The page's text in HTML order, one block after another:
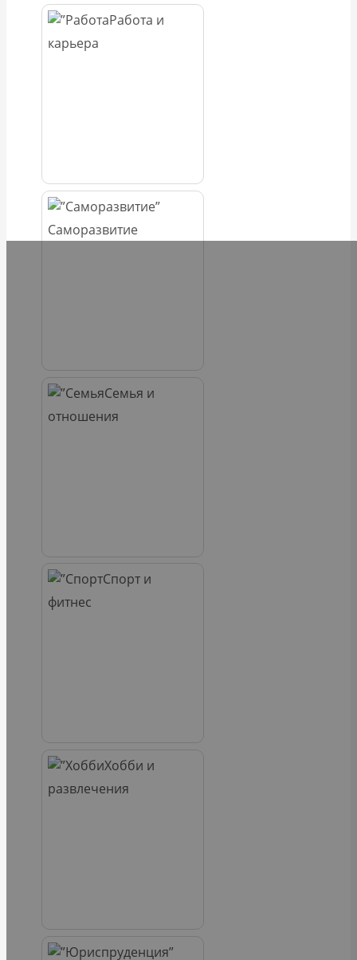
Работа и
карьера
Саморазвитие
Семья и
отношения
Спорт и
фитнес
Хобби и
развлечения